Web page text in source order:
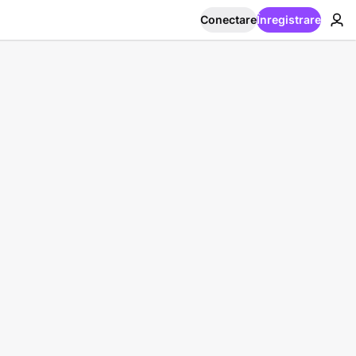
ConectareÎnregistrare